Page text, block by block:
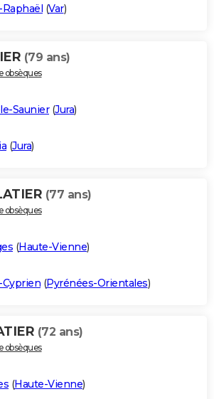
(Var)
(79 ans)
obsèques
Saunier(Jura)
(Jura)
(77 ans)
obsèques
(Haute-Vienne)
Cyprien (Pyrénées-Orientales)
(72 ans)
obsèques
(Haute-Vienne)